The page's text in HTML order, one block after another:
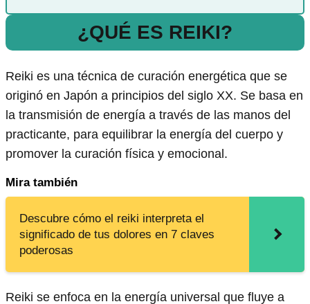
¿QUÉ ES REIKI?
Reiki es una técnica de curación energética que se
originó en Japón a principios del siglo XX. Se basa en
la transmisión de energía a través de las manos del
practicante, para equilibrar la energía del cuerpo y
promover la curación física y emocional.
Mira también
Descubre cómo el reiki interpreta el
significado de tus dolores en 7 claves
poderosas
Reiki se enfoca en la energía universal que fluye a